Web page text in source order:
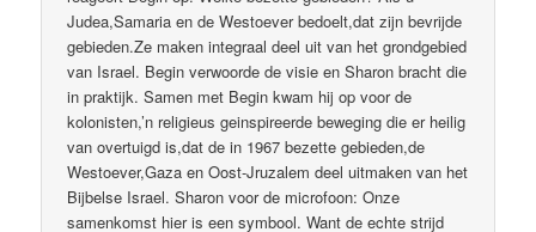
Judea,Samaria en de Westoever bedoelt,dat zijn bevrijde
gebieden.Ze maken integraal deel uit van het grondgebied
van Israel. Begin verwoorde de visie en Sharon bracht die
in praktijk. Samen met Begin kwam hij op voor de
kolonisten,’n religieus geinspireerde beweging die er heilig
van overtuigd is,dat de in 1967 bezette gebieden,de
Westoever,Gaza en Oost-Jruzalem deel uitmaken van het
Bijbelse Israel. Sharon voor de microfoon: Onze
samenkomst hier is een symbool. Want de echte strijd